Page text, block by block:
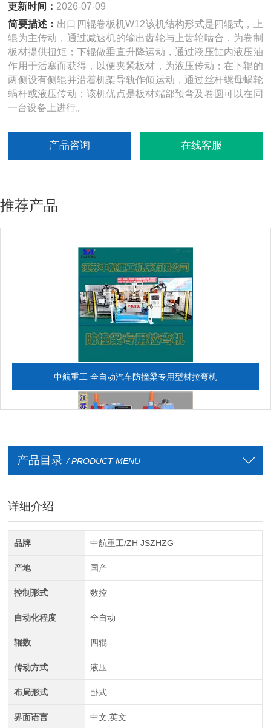
更新时间： 2026-07-09
简要描述： 出口四辊卷板机W12该机结构形式是四辊式，上
辊为主传动，通过减速机的输出齿轮与上齿轮啮合，为卷制
板材提供扭矩；下辊做垂直升降运动，通过液压缸内液压油
作用于活塞而获得，以便夹紧板材，为液压传动；在下辊的
两侧设有侧辊并沿着机架导轨作倾运动，通过丝杆螺母蜗轮
蜗杆或液压传动；该机优点是板材端部预弯及卷圆可以在同
一台设备上进行。
产品咨询 在线客服
推荐产品
中航重工 全自动汽车防撞梁专用型材拉弯机
全自动CAD导图滚弯机
中航重工 大型拉弯机
产品目录 / PRODUCT MENU
详细介绍
品牌 中航重工/ZH JSZHZG
产地 国产
控制形式 数控
自动化程度 全自动
辊数 四辊
传动方式 液压
布局形式 卧式
界面语言 中文,英文